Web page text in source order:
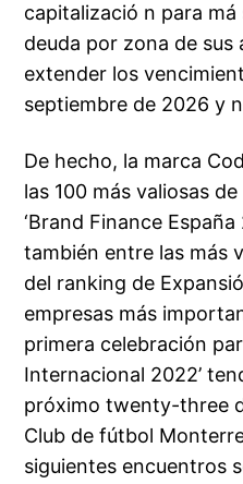
capitalizació n para
deuda por zona de sus
extender los
septiembre de 2026 y
De hecho, la marca
las 100 más valiosas
‘Brand Finance
también entre las más
del ranking de
empresas más
primera celebración
Internacional 2022’
próximo twenty-three
Club de fútbol
siguientes encuentros